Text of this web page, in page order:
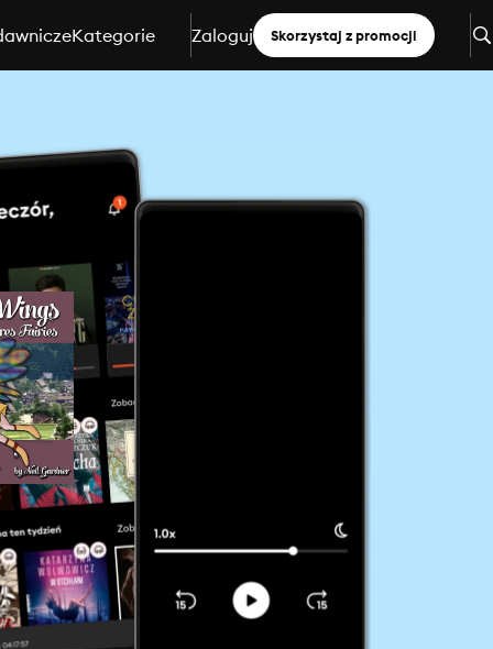
Kategorie Zaloguj Skorzystaj z promocji